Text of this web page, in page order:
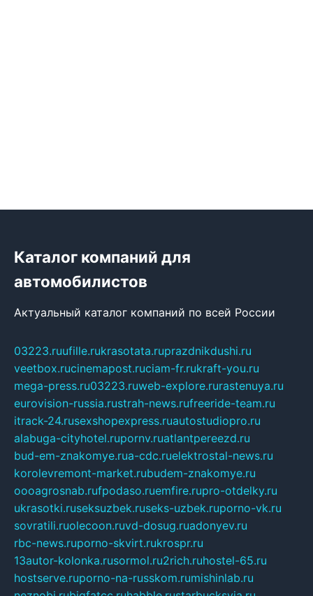
Каталог компаний для
автомобилистов
Актуальный каталог компаний по всей России
03223.ruufille.rukrasotata.ruprazdnikdushi.ru
veetbox.rucinemapost.ruciam-fr.rukraft-you.ru
mega-press.ru03223.ruweb-explore.rurastenuya.ru
eurovision-russia.rustrah-news.rufreeride-team.ru
itrack-24.rusexshopexpress.ruautostudiopro.ru
alabuga-cityhotel.rupornv.ruatlantpereezd.ru
bud-em-znakomye.rua-cdc.ruelektrostal-news.ru
korolevremont-market.rubudem-znakomye.ru
oooagrosnab.rufpodaso.ruemfire.rupro-otdelky.ru
ukrasotki.ruseksuzbek.ruseks-uzbek.ruporno-vk.ru
sovratili.ruolecoon.ruvd-dosug.ruadonyev.ru
rbc-news.ruporno-skvirt.rukrospr.ru
13autor-kolonka.rusormol.ru2rich.ruhostel-65.ru
hostserve.ruporno-na-russkom.rumishinlab.ru